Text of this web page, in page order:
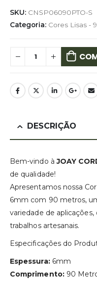
SKU: CNSP06090PTO-S
Categoria: Cores Lisas -
DESCRIÇÃO
Bem-vindo àJOAY
de qualidade!
Apresentamos nossa
6mm com 90 metros,
variedade de
trabalhos artesanais.
Especificações do
Espessura:6mm
Comprimento:90